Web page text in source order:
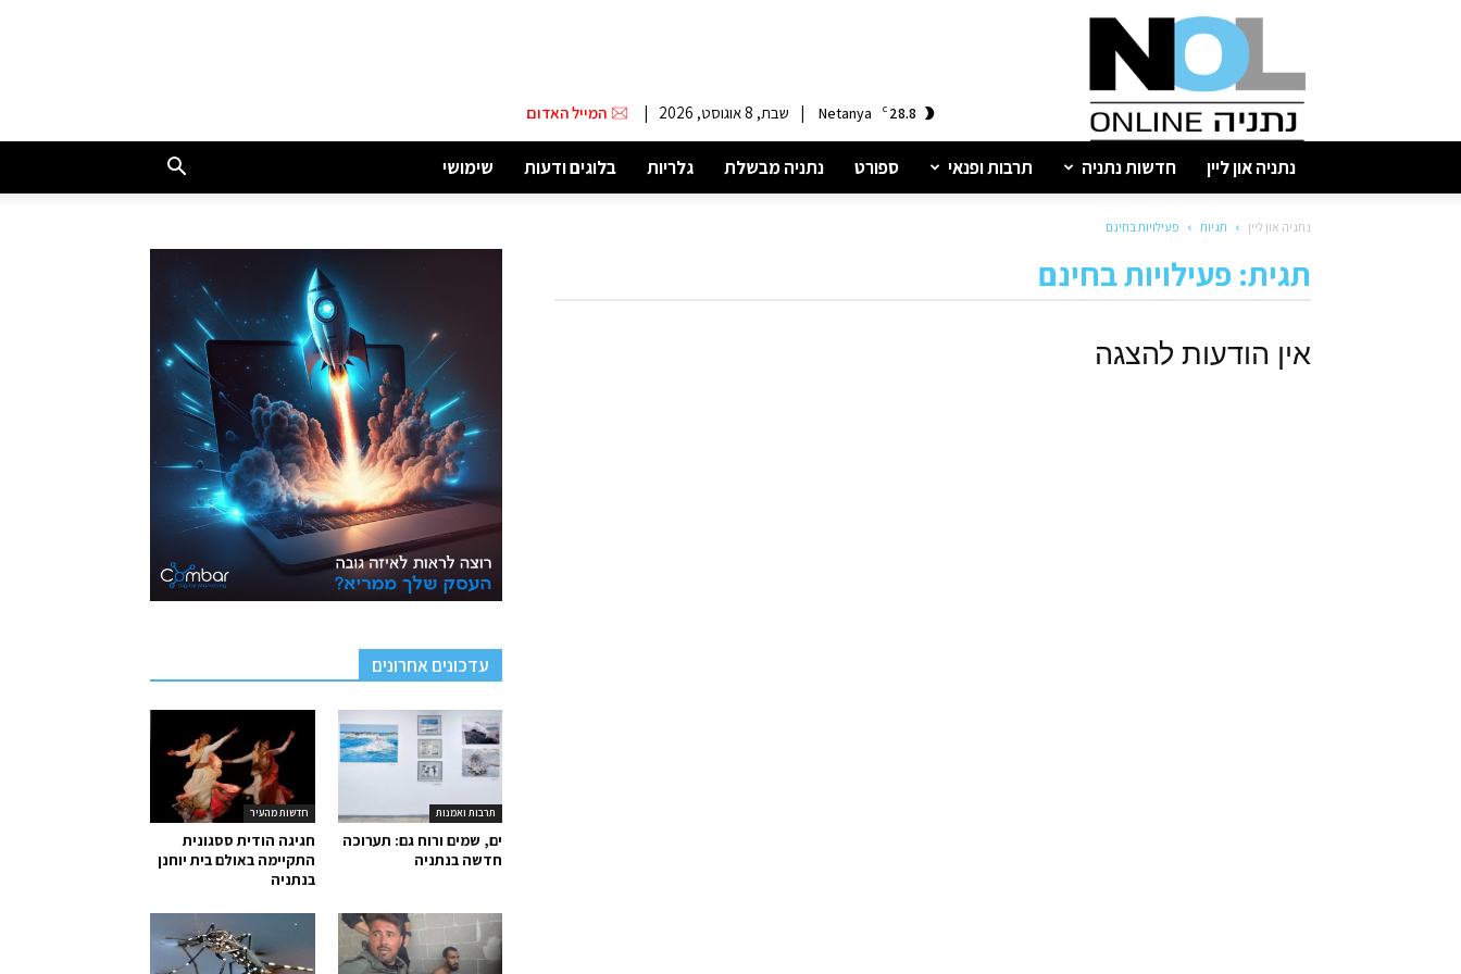
נתניה
28.8
C
Netanya
| שבת, 8 אוגוסט, 2026 | המייל האדום
נתניה און ליין חדשות נתניה תרבות ופנאי ספורט נתניה מבשלת גלריות בלוגים ודעות שימושי
נתניה און ליין תגיות פעילויות בחינם
תגית: פעילויות בחינם
אין הודעות להצגה
עדכונים אחרונים
חדשות מהעיר
חגיגה הודית ססגונית
התקיימה באולם בית יוחנן
בנתניה
תרבות ואמנות
ים, שמים ורוח גם: תערוכה
חדשה בנתניה